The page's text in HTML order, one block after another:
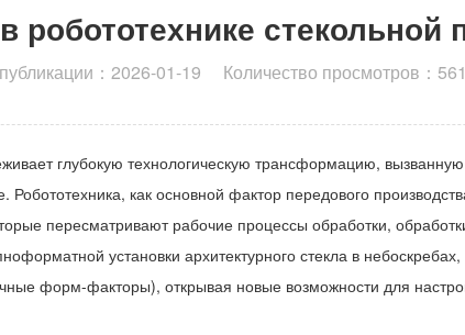
робототехнике
：2026-01-19 Количество просмотров：561
глубокую технологическую трансформацию,
как основной фактор передового
пересматривают рабочие процессы обработки,
установки архитектурного стекла в
форм-факторы), открывая новые возможности для